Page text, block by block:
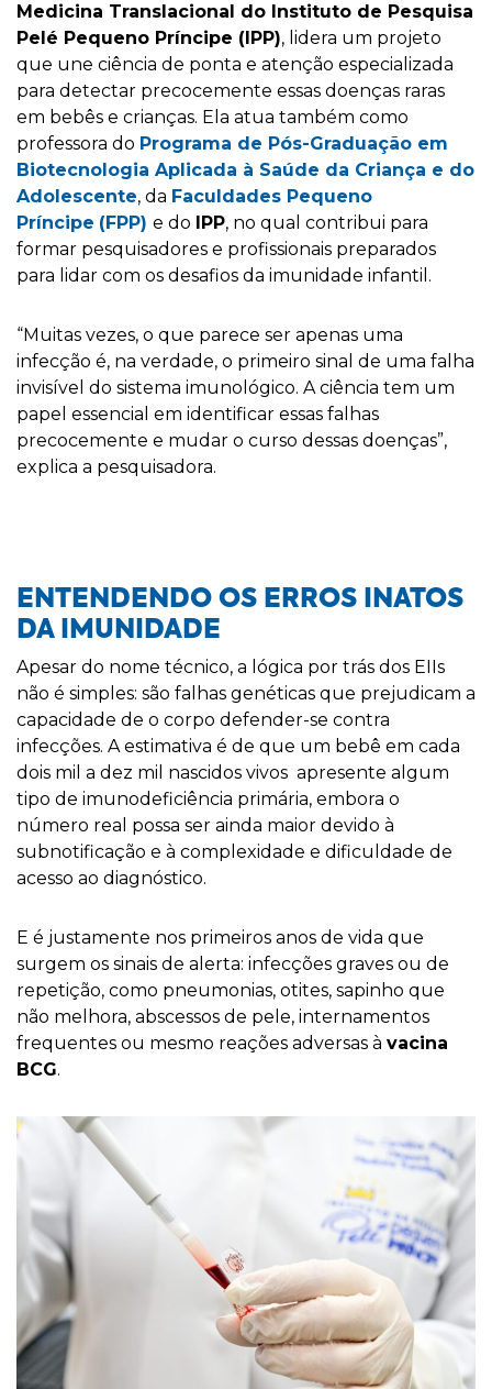
Medicina Translacional do Instituto de Pesquisa
Pelé Pequeno Príncipe (IPP), lidera um projeto
que une ciência de ponta e atenção especializada
para detectar precocemente essas doenças raras
em bebês e crianças. Ela atua também como
professora do Programa de Pós-Graduação em
Biotecnologia Aplicada à Saúde da Criança e do
Adolescente, da Faculdades Pequeno
Príncipe (FPP) e do IPP, no qual contribui para
formar pesquisadores e profissionais preparados
para lidar com os desafios da imunidade infantil.
“Muitas vezes, o que parece ser apenas uma
infecção é, na verdade, o primeiro sinal de uma falha
invisível do sistema imunológico. A ciência tem um
papel essencial em identificar essas falhas
precocemente e mudar o curso dessas doenças”,
explica a pesquisadora.
ENTENDENDO OS ERROS INATOS
DA IMUNIDADE
Apesar do nome técnico, a lógica por trás dos EIIs
não é simples: são falhas genéticas que prejudicam a
capacidade de o corpo defender-se contra
infecções. A estimativa é de que um bebê em cada
dois mil a dez mil nascidos vivos apresente algum
tipo de imunodeficiência primária, embora o
número real possa ser ainda maior devido à
subnotificação e à complexidade e dificuldade de
acesso ao diagnóstico.
E é justamente nos primeiros anos de vida que
surgem os sinais de alerta: infecções graves ou de
repetição, como pneumonias, otites, sapinho que
não melhora, abscessos de pele, internamentos
frequentes ou mesmo reações adversas à vacina
BCG.